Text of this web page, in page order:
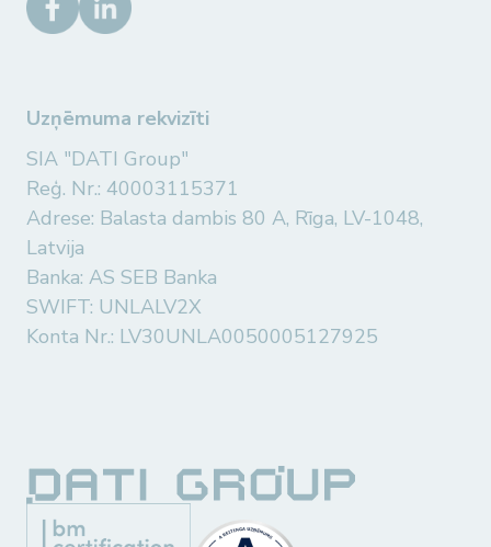
Uzņēmuma rekvizīti
SIA "DATI Group"
Reģ. Nr.: 40003115371
Adrese: Balasta dambis 80 A, Rīga, LV-1048,
Latvija
Banka: AS SEB Banka
SWIFT: UNLALV2X
Konta Nr.: LV30UNLA0050005127925